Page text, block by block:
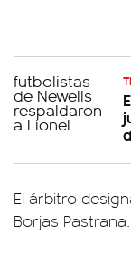
El árbitro
Borjas Pastrana.